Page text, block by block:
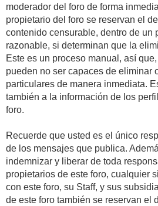
moderador del foro de forma
propietario del foro se reservan el
contenido censurable, dentro de un
razonable, si determinan que la
Este es un proceso manual, así
pueden no ser capaces de eliminar
particulares de manera inmediata.
también a la información de los
foro.
Recuerde que usted es el único
de los mensajes que publica.
indemnizar y liberar de toda
propietarios de este foro, cualquier
con este foro, su Staff, y sus
de este foro también se reservan el